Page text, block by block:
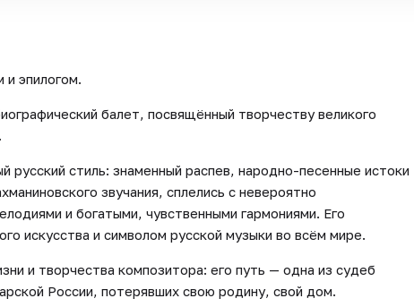
и эпилогом.
балет, посвящённый творчеству великого
русский стиль: знаменный распев, народно-песенные истоки
звучания, сплелись с невероятно
и богатыми, чувственными гармониями. Его
искусства и символом русской музыки во всём мире.
и творчества композитора: его путь — одна из судеб
России, потерявших свою родину, свой дом.